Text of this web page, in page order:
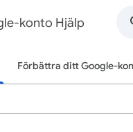
konto Hjälp
Förbättra ditt Google-